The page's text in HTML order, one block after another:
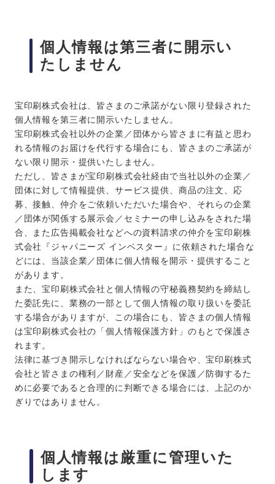
個人情報は第三者に開示い
たしません
宝印刷株式会社は、皆さまのご承諾がない限り登録された
個人情報を第三者に開示いたしません。
宝印刷株式会社以外の企業／団体から皆さまに有益と思わ
れる情報のお届けを代行する場合にも、皆さまのご承諾が
ない限り開示・提供いたしません。
ただし、皆さまが宝印刷株式会社経由で当社以外の企業／
団体に対して情報提供、サービス提供、商品の注文、応
募、接触、仲介をご依頼いただいた場合や、それらの企業
／団体が関係する展示会／セミナーの申し込みをされた場
合、また広告掲載会社などへの資料請求の仲介を宝印刷株
式会社『ジャパニーズ インベスター』に依頼された場合な
どには、当該企業／団体に個人情報を開示・提供すること
があります。
また、宝印刷株式会社と個人情報の守秘義務契約を締結し
た委託先に、業務の一部として個人情報の取り扱いを委託
する場合がありますが、この場合にも、皆さまの個人情報
は宝印刷株式会社の「個人情報保護方針」のもとで保護さ
れます。
法律に基づき開示しなければならない場合や、宝印刷株式
会社と皆さまの権利／財産／安全などを保護／防御するた
めに必要であると合理的に判断できる場合には、上記のか
ぎりではありません。
個人情報は厳重に管理いた
します